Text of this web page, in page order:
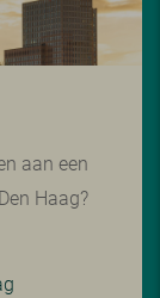
aan een
Haag?